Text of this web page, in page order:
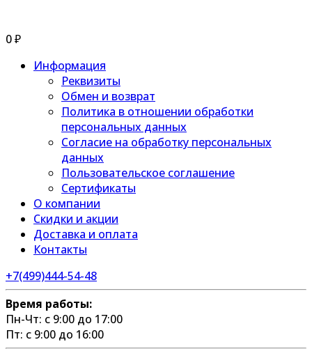
0₽
Информация
Реквизиты
Обмен и возврат
Политика в отношении обработки
персональных данных
Согласие на обработку персональных
данных
Пользовательское соглашение
Сертификаты
О компании
Скидки и акции
Доставка и оплата
Контакты
+7(499)444-54-48
Время работы:
Пн-Чт: с 9:00 до 17:00
Пт: с 9:00 до 16:00